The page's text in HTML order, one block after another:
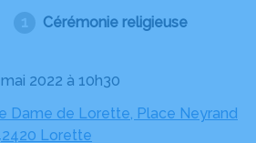
Cérémonie religieuse
mai 2022 à 10h30
Dame de Lorette, Place Neyrand
Lorette